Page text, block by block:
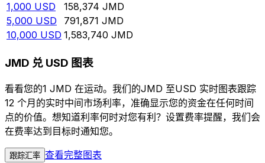
1,000 USD 158,374 JMD
5,000 USD 791,871 JMD
10,000 USD 1,583,740 JMD
JMD 兑 USD 图表
看看您的1 JMD 在运动。我们的JMD 至USD 实时图表跟踪
12 个月的实时中间市场利率，准确显示您的资金在任何时间
点的价值。想知道利率何时对您有利？设置费率提醒，我们会
在费率达到目标时通知您。
跟踪汇率 查看完整图表